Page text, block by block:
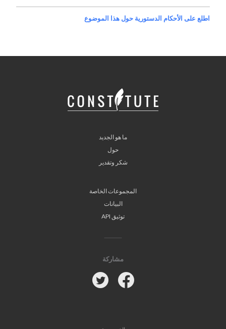
اطلع على الأحكام الدستورية حول هذا الموضوع
ما هو الجديد
حول
شكر وتقدير
المجموعات الخاصة
البيانات
توثيق API
مشاركة
Facebook